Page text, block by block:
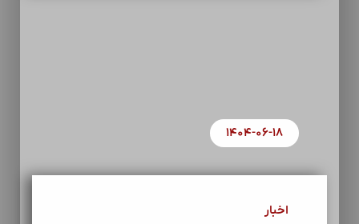
۱۴۰۴-۰۶-۱۸
اخبار